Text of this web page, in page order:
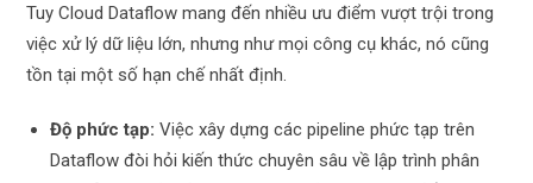
Tuy Cloud Dataflow mang đến nhiều ưu điểm vượt trội trong
việc xử lý dữ liệu lớn, nhưng như mọi công cụ khác, nó cũng
tồn tại một số hạn chế nhất định.
Độ phức tạp: Việc xây dựng các pipeline phức tạp trên
Dataflow đòi hỏi kiến thức chuyên sâu về lập trình phân